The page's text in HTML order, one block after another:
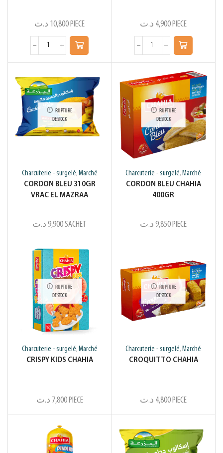
10,800 د.ت PIECE 4,900 د.ت PIECE
RUPTURE
DE STOCK
Charcuterie - surgelé, Marché
CORDON BLEU 310GR
VRAC EL MAZRAA
9,900 د.ت SACHET
RUPTURE
DE STOCK
Charcuterie - surgelé, Marché
CORDON BLEU CHAHIA
400GR
9,850 د.ت PIECE
RUPTURE
DE STOCK
Charcuterie - surgelé, Marché
CRISPY KIDS CHAHIA
7,800 د.ت PIECE
RUPTURE
DE STOCK
Charcuterie - surgelé, Marché
CROQUITTO CHAHIA
4,800 د.ت PIECE